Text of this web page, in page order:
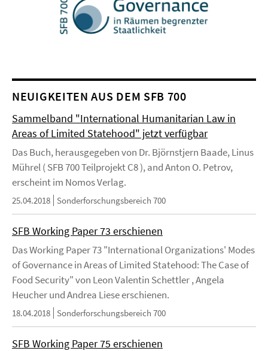
NEUIGKEITEN AUS DEM SFB 700
Sammelband "International Humanitarian Law in
Areas of Limited Statehood" jetzt verfügbar
Das Buch, herausgegeben von Dr. Björnstjern Baade, Linus
Mührel ( SFB 700 Teilprojekt C8 ), and Anton O. Petrov,
erscheint im Nomos Verlag.
25.04.2018 Sonderforschungsbereich 700
SFB Working Paper 73 erschienen
Das Working Paper 73 "International Organizations' Modes
of Governance in Areas of Limited Statehood: The Case of
Food Security" von Leon Valentin Schettler , Angela
Heucher und Andrea Liese erschienen.
18.04.2018 Sonderforschungsbereich 700
SFB Working Paper 75 erschienen